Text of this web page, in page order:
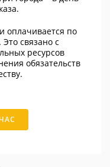
оплачивается по
связано с
ресурсов
обязательств